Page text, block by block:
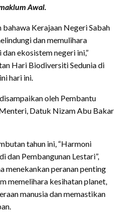
Awal.
bahawa Kerajaan Negeri Sabah
dan memulihara
ekosistem negeri ini,”
Hari Biodiversiti Sedunia di
hari ini.
oleh Pembantu
Datuk Nizam Abu Bakar
tahun ini, “Harmoni
dan Pembangunan Lestari”,
menekankan peranan penting
memelihara kesihatan planet,
manusia dan memastikan